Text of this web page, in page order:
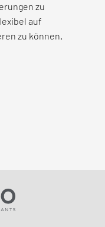
zu
auf
zu können.